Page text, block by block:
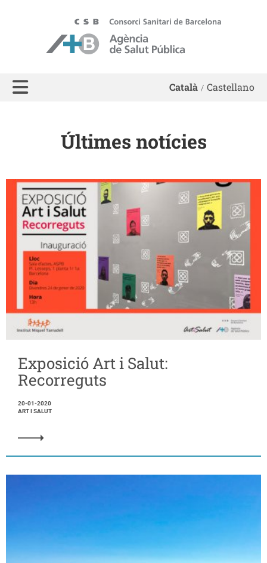
ASPB - Agència de Salut Pública de Barcelona
Català Castellano
Últimes notícies
Exposició Art i Salut:
Recorreguts
20-01-2020
ART I SALUT